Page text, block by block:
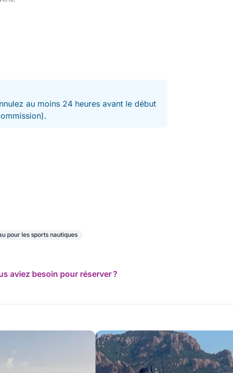
au moins 24 heures avant le début
pour les sports nautiques
aviez besoin pour réserver ?